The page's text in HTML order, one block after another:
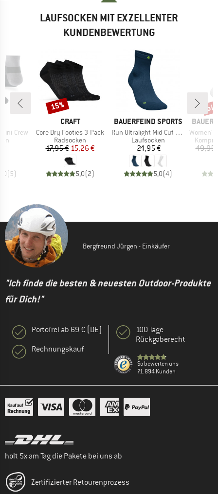
LAUFSOCKEN MIT EXZELLENTER
KUNDENBEWERTUNG
Crew
(5)
MARKE
CRAFT
Artikel
Core Dry Footies 3-Pack
Produktgruppe
Radsocken
Preis
17,95 € reduzierter Preis
15,26 €
5,0(2)
Rabatt
15%
MARKE
BAUERFEIND SPORTS
Artikel
Run Ultralight Mid Cut Socks
Produktgruppe
Laufsocken
Preis
24,95 €
5,0(4)
MARKE
Artikel
Women's Run
49,95
Bergfreund Jürgen - Einkäufer
"Ich finde die besten & neuesten Outdoor-Produkte
für Dich!"
Portofrei ab 69 € (DE)
Rechnungskauf
100 Tage
Rückgaberecht
So bewerten uns
71.894 Kunden
holt 5x am Tag die Pakete bei uns ab
Zertifizierter Retourenprozess